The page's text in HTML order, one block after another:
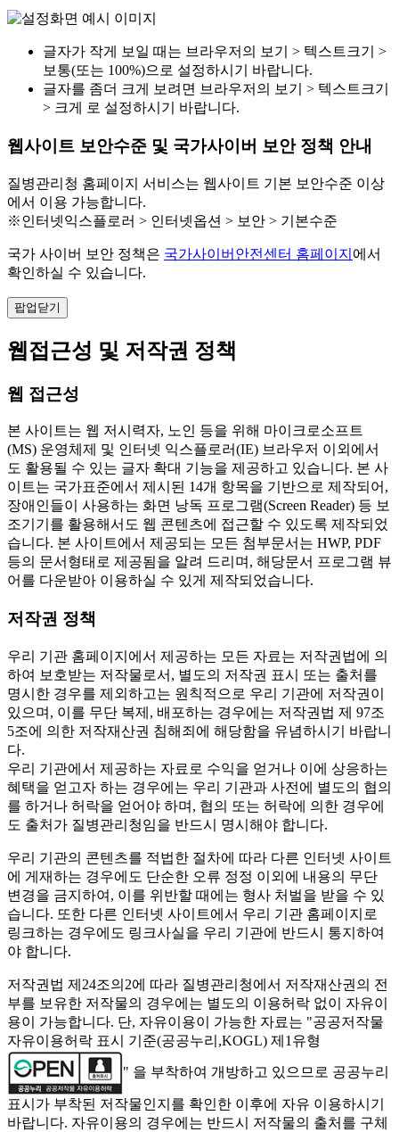
글자가 작게 보일 때는 브라우저의 보기 > 텍스트크기 >
보통(또는 100%)으로 설정하시기 바랍니다.
글자를 좀더 크게 보려면 브라우저의 보기 > 텍스트크기
> 크게 로 설정하시기 바랍니다.
웹사이트 보안수준 및 국가사이버 보안 정책 안내
질병관리청 홈페이지 서비스는 웹사이트 기본 보안수준 이상
에서 이용 가능합니다.
※인터넷익스플로러 > 인터넷옵션 > 보안 > 기본수준
국가 사이버 보안 정책은 국가사이버안전센터 홈페이지 에서
확인하실 수 있습니다.
팝업닫기
웹접근성 및 저작권 정책
웹 접근성
본 사이트는 웹 저시력자, 노인 등을 위해 마이크로소프트
(MS) 운영체제 및 인터넷 익스플로러(IE) 브라우저 이외에서
도 활용될 수 있는 글자 확대 기능을 제공하고 있습니다. 본 사
이트는 국가표준에서 제시된 14개 항목을 기반으로 제작되어,
장애인들이 사용하는 화면 낭독 프로그램(Screen Reader) 등 보
조기기를 활용해서도 웹 콘텐츠에 접근할 수 있도록 제작되었
습니다. 본 사이트에서 제공되는 모든 첨부문서는 HWP, PDF
등의 문서형태로 제공됨을 알려 드리며, 해당문서 프로그램 뷰
어를 다운받아 이용하실 수 있게 제작되었습니다.
저작권 정책
우리 기관 홈페이지에서 제공하는 모든 자료는 저작권법에 의
하여 보호받는 저작물로서, 별도의 저작권 표시 또는 출처를
명시한 경우를 제외하고는 원칙적으로 우리 기관에 저작권이
있으며, 이를 무단 복제, 배포하는 경우에는 저작권법 제 97조
5조에 의한 저작재산권 침해죄에 해당함을 유념하시기 바랍니
다.
우리 기관에서 제공하는 자료로 수익을 얻거나 이에 상응하는
혜택을 얻고자 하는 경우에는 우리 기관과 사전에 별도의 협의
를 하거나 허락을 얻어야 하며, 협의 또는 허락에 의한 경우에
도 출처가 질병관리청임을 반드시 명시해야 합니다.
우리 기관의 콘텐츠를 적법한 절차에 따라 다른 인터넷 사이트
에 게재하는 경우에도 단순한 오류 정정 이외에 내용의 무단
변경을 금지하여, 이를 위반할 때에는 형사 처벌을 받을 수 있
습니다. 또한 다른 인터넷 사이트에서 우리 기관 홈페이지로
링크하는 경우에도 링크사실을 우리 기관에 반드시 통지하여
야 합니다.
저작권법 제24조의2에 따라 질병관리청에서 저작재산권의 전
부를 보유한 저작물의 경우에는 별도의 이용허락 없이 자유이
용이 가능합니다. 단, 자유이용이 가능한 자료는 "공공저작물
자유이용허락 표시 기준(공공누리,KOGL) 제1유형
" 을 부착하여 개방하고 있으므로 공공누리
표시가 부착된 저작물인지를 확인한 이후에 자유 이용하시기
바랍니다. 자유이용의 경우에는 반드시 저작물의 출처를 구체